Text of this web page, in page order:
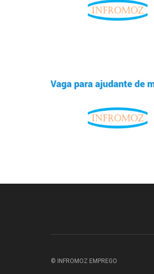
© INFROMOZ EMPREGO